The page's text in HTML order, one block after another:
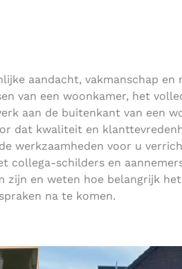
aandacht, vakmanschap en
van een woonkamer, het
aan de buitenkant van een
dat kwaliteit en
werkzaamheden voor u
collega-schilders en
zijn en weten hoe belangrijk
na te komen.